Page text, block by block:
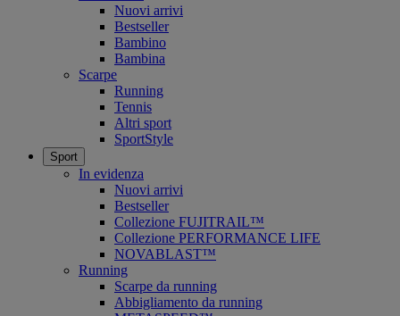
Nuovi arrivi
Bestseller
Bambino
Bambina
Scarpe
Running
Tennis
Altri sport
SportStyle
Sport
In evidenza
Nuovi arrivi
Bestseller
Collezione FUJITRAIL™
Collezione PERFORMANCE LIFE
NOVABLAST™
Running
Scarpe da running
Abbigliamento da running